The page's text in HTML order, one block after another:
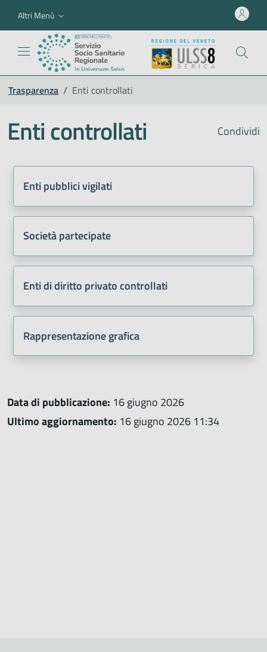
Altri Menù
Trasparenza / Enti controllati
Condividi
Enti controllati
Enti pubblici vigilati
Società partecipate
Enti di diritto privato controllati
Rappresentazione grafica
Data di pubblicazione: 16 giugno 2026
Ultimo aggiornamento: 16 giugno 2026 11:34